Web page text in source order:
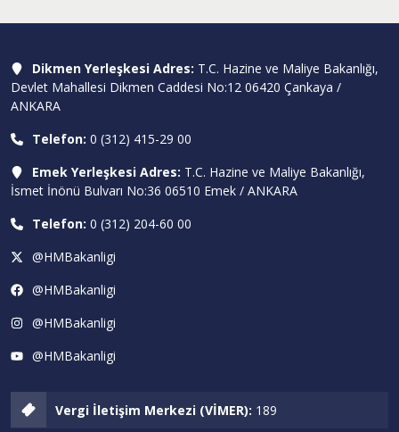
Dikmen Yerleşkesi Adres: T.C. Hazine ve Maliye Bakanlığı,
Devlet Mahallesi Dikmen Caddesi No:12 06420 Çankaya /
ANKARA
Telefon: 0 (312) 415-29 00
Emek Yerleşkesi Adres: T.C. Hazine ve Maliye Bakanlığı,
İsmet İnönü Bulvarı No:36 06510 Emek / ANKARA
Telefon: 0 (312) 204-60 00
@HMBakanligi
@HMBakanligi
@HMBakanligi
@HMBakanligi
Vergi İletişim Merkezi (VİMER): 189